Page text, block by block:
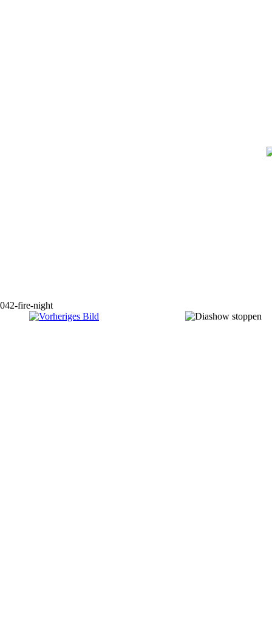
042-fire-night